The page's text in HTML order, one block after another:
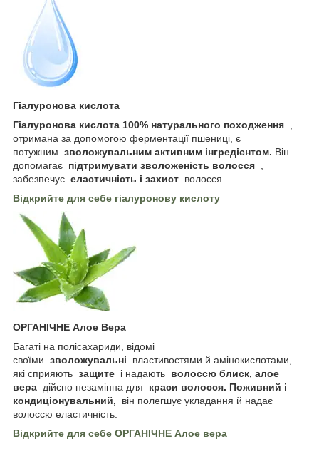
Гіалуронова кислота
Гіалуронова кислота 100% натурального походження ,
отримана за допомогою ферментації пшениці, є
потужним зволожувальним активним інгредієнтом. Він
допомагає підтримувати зволоженість волосся ,
забезпечує еластичність і захист волосся.
Відкрийте для себе гіалуронову кислоту
ОРГАНІЧНЕ Алое Вера
Багаті на полісахариди, відомі
своїми зволожувальні
властивостями й амінокислотами,
які сприяють защите і надають волоссю блиск, алое
вера дійсно незамінна для краси волосся. Поживний і
кондиціонувальний,
він полегшує укладання й надає
волоссю еластичність.
Відкрийте для себе ОРГАНІЧНЕ Алое вера